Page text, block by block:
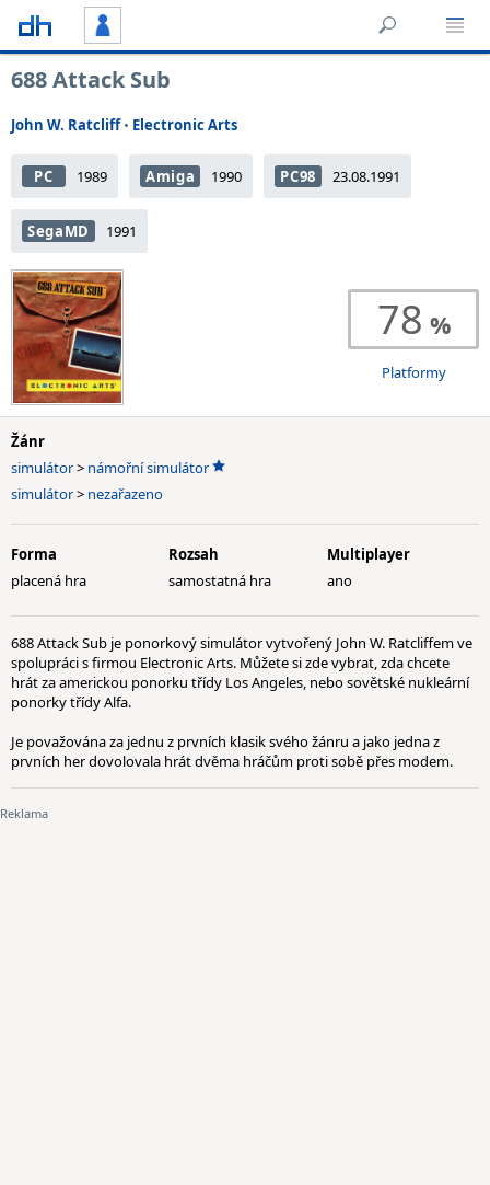
688 Attack Sub
John W. Ratcliff• Electronic Arts
PC 1989 Amiga 1990 PC98 23.08.1991
SegaMD 1991
78
Platformy
Žánr
simulátor> námořní simulátor
simulátor> nezařazeno
Forma
placená hra
Rozsah
samostatná hra
Multiplayer
ano
688 Attack Sub je ponorkový simulátor vytvořený John W. Ratcliffem ve
spolupráci s firmou Electronic Arts. Můžete si zde vybrat, zda chcete
hrát za americkou ponorku třídy Los Angeles, nebo sovětské nukleární
ponorky třídy Alfa.
Je považována za jednu z prvních klasik svého žánru a jako jedna z
prvních her dovolovala hrát dvěma hráčům proti sobě přes modem.